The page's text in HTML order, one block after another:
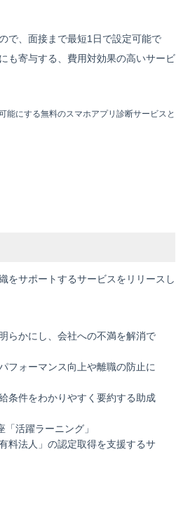
で、面接まで最短1日で設定可能で
も寄与する、費用対効果の高いサービ
にする無料のスマホアプリ診断サービスと
をサポートするサービスをリリースし
らかにし、会社への不満を解消で
フォーマンス向上や離職の防止に
条件をわかりやすく要約する助成
活躍ラーニング」
料法人」の認定取得を支援するサ